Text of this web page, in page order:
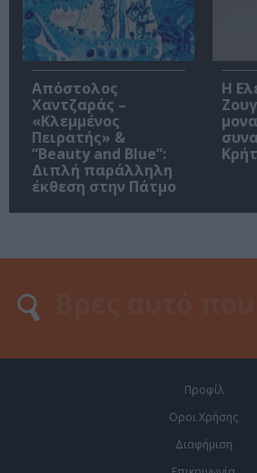
Απόστολος
Χαντζαράς –
«Κλεμμένος
Πειρατής» &
“Beauty and Blue”:
Διπλή παράλληλη
έκθεση στην Πάτμο
Η
Προφίλ
Οροι Χρήσης
Διαφήμιση